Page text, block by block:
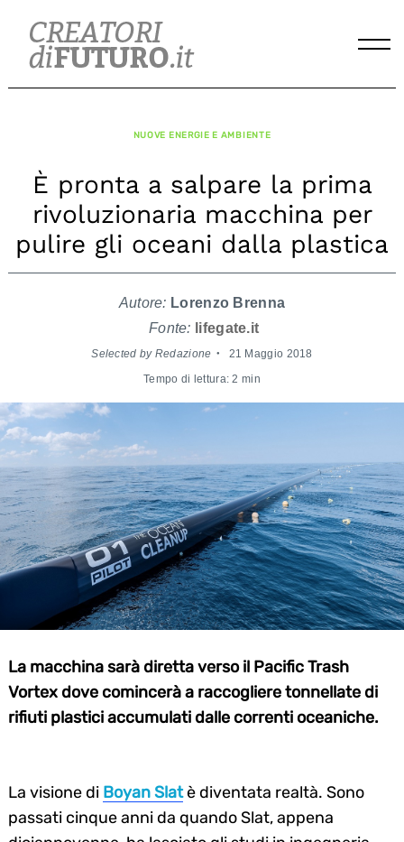
content
NUOVE ENERGIE E AMBIENTE
È pronta a salpare la prima
rivoluzionaria macchina per
pulire gli oceani dalla plastica
Autore: Lorenzo Brenna
Fonte: lifegate.it
Selected by Redazione 21 Maggio 2018
Tempo di lettura: 2 min
La macchina sarà diretta verso il Pacific Trash
Vortex dove comincerà a raccogliere tonnellate di
rifiuti plastici accumulati dalle correnti oceaniche.
La visione di Boyan Slatè diventata realtà. Sono
passati cinque anni da quando Slat, appena